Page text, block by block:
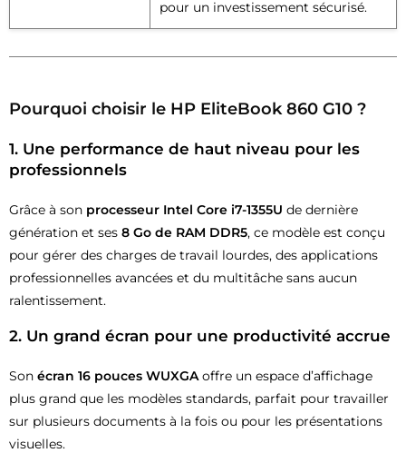
pour un investissement sécurisé.
Pourquoi choisir le HP EliteBook 860 G10 ?
1. Une performance de haut niveau pour les
professionnels
Grâce à son processeur Intel Core i7-1355U de dernière
génération et ses 8 Go de RAM DDR5, ce modèle est conçu
pour gérer des charges de travail lourdes, des applications
professionnelles avancées et du multitâche sans aucun
ralentissement.
2. Un grand écran pour une productivité accrue
Son écran 16 pouces WUXGAoffre un espace d’affichage
plus grand que les modèles standards, parfait pour travailler
sur plusieurs documents à la fois ou pour les présentations
visuelles.